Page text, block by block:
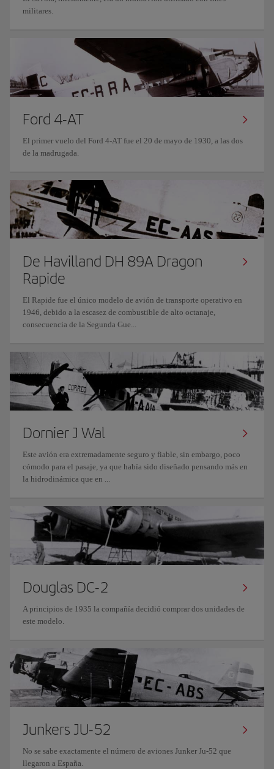
militares.
Ford 4-AT
El primer vuelo del Ford 4-AT fue el 20 de mayo de 1930, a las dos
de la madrugada.
De Havilland DH 89A Dragon
Rapide
El Rapide fue el único modelo de avión de transporte operativo en
1946, debido a la escasez de combustible de alto octanaje,
consecuencia de la Segunda Gue...
Dornier J Wal
Este avión era extremadamente seguro y fiable, sin embargo, poco
cómodo para el pasaje, ya que había sido diseñado pensando más en
la hidrodinámica que en ...
Douglas DC-2
A principios de 1935 la compañía decidió comprar dos unidades de
este modelo.
Junkers JU-52
No se sabe exactamente el número de aviones Junker Ju-52 que
llegaron a España.